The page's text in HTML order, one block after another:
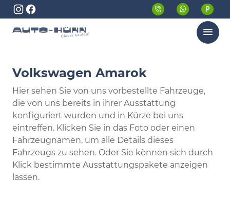
Menü
Volkswagen Amarok
Hier sehen Sie von uns vorbestellte Fahrzeuge,
die von uns bereits in ihrer Ausstattung
konfiguriert wurden und in Kürze bei uns
eintreffen. Klicken Sie in das Foto oder einen
Fahrzeugnamen, um alle Details dieses
Fahrzeugs zu sehen. Oder Sie können sich durch
Klick bestimmte Ausstattungspakete anzeigen
lassen.